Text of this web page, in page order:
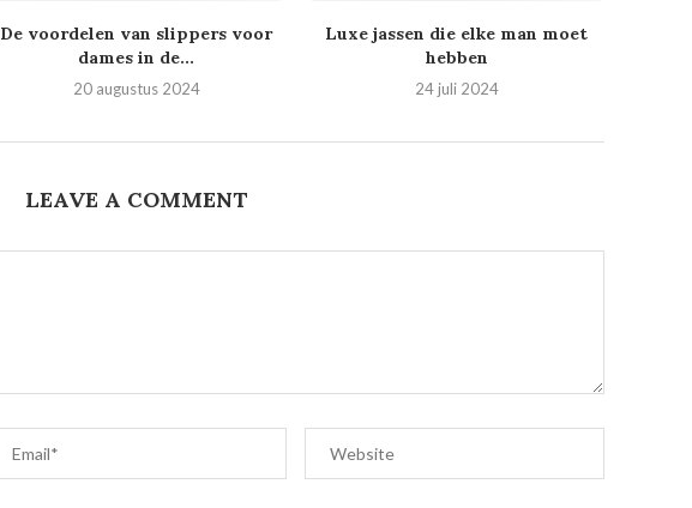
De voordelen van slippers voor
dames in de...
20 augustus 2024
Luxe jassen die elke man moet
hebben
24 juli 2024
LEAVE A COMMENT